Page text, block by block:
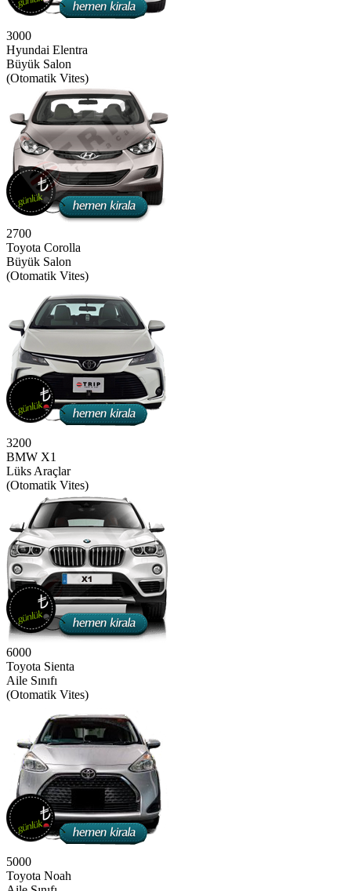
3000
Hyundai Elentra
Büyük Salon
(Otomatik Vites)
2700
Toyota Corolla
Büyük Salon
(Otomatik Vites)
3200
BMW X1
Lüks Araçlar
(Otomatik Vites)
6000
Toyota Sienta
Aile Sınıfı
(Otomatik Vites)
5000
Toyota Noah